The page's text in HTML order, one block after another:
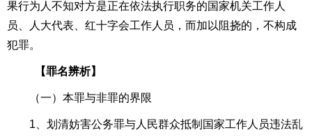
果行为人不知对方是正在依法执行职务的国家机关工作人
员、人大代表、红十字会工作人员，而加以阻挠的，不构成
犯罪。
【罪名辨析】
（一）本罪与非罪的界限
1、划清妨害公务罪与人民群众抵制国家工作人员违法乱